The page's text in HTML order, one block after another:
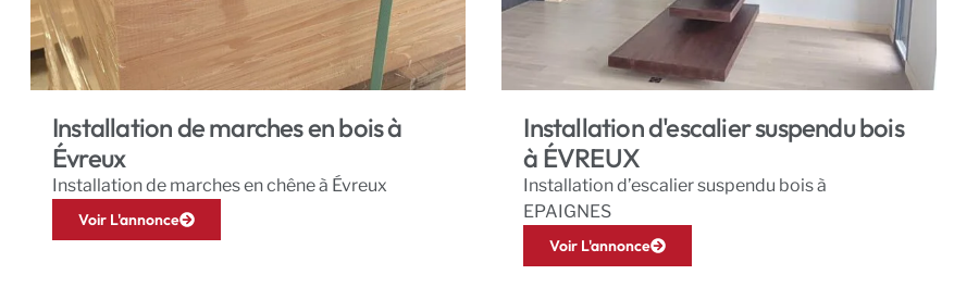
Installation de marches en bois à
Évreux
Installation de marches en chêne à Évreux
Voir L'annonce
Installation d'escalier suspendu bois
à ÉVREUX
Installation d’escalier suspendu bois à
EPAIGNES
Voir L'annonce